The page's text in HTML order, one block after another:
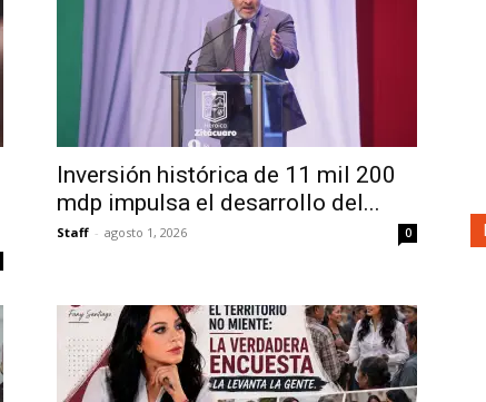
Inversión histórica de 11 mil 200
mdp impulsa el desarrollo del...
Staff - agosto 1, 2026 0